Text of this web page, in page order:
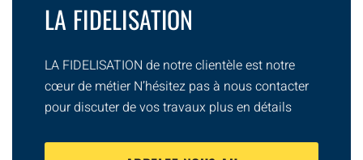
LA FIDELISATION
LA FIDELISATION de notre clientèle est notre
cœur de métier N’hésitez pas à nous contacter
pour discuter de vos travaux plus en détails